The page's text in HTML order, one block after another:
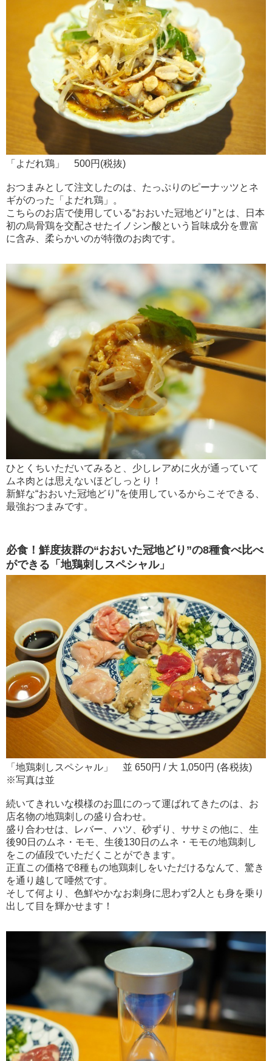
「よだれ鶏」 500円(税抜)
おつまみとして注文したのは、たっぷりのピーナッツとネ
ギがのった「よだれ鶏」。
こちらのお店で使用している“おおいた冠地どり”とは、日本
初の烏骨鶏を交配させたイノシン酸という旨味成分を豊富
に含み、柔らかいのが特徴のお肉です。
ひとくちいただいてみると、少しレアめに火が通っていて
ムネ肉とは思えないほどしっとり！
新鮮な“おおいた冠地どり”を使用しているからこそできる、
最強おつまみです。
必食！鮮度抜群の“おおいた冠地どり”の8種食べ比べ
ができる「地鶏刺しスペシャル」
「地鶏刺しスペシャル」 並 650円 / 大 1,050円 (各税抜)
※写真は並
続いてきれいな模様のお皿にのって運ばれてきたのは、お
店名物の地鶏刺しの盛り合わせ。
盛り合わせは、レバー、ハツ、砂ずり、ササミの他に、生
後90日のムネ・モモ、生後130日のムネ・モモの地鶏刺し
をこの値段でいただくことができます。
正直この価格で8種もの地鶏刺しをいただけるなんて、驚き
を通り越して唖然です。
そして何より、色鮮やかなお刺身に思わず2人とも身を乗り
出して目を輝かせます！